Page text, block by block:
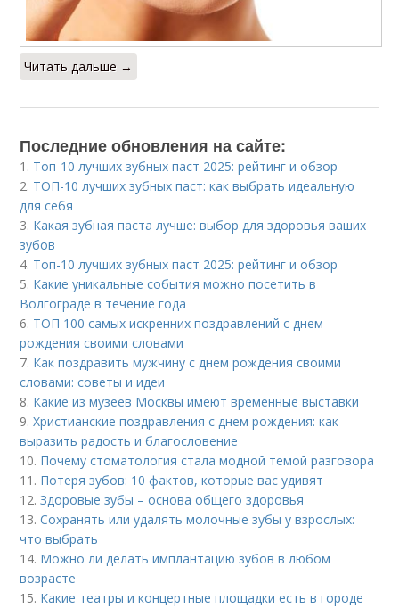
Читать дальше →
Последние обновления на сайте:
1. Топ-10 лучших зубных паст 2025: рейтинг и обзор
2. ТОП-10 лучших зубных паст: как выбрать идеальную
для себя
3. Какая зубная паста лучше: выбор для здоровья ваших
зубов
4. Топ-10 лучших зубных паст 2025: рейтинг и обзор
5. Какие уникальные события можно посетить в
Волгограде в течение года
6. ТОП 100 самых искренних поздравлений с днем
рождения своими словами
7. Как поздравить мужчину с днем рождения своими
словами: советы и идеи
8. Какие из музеев Москвы имеют временные выставки
9.Христианские поздравления с днем рождения: как
выразить радость и благословение
10. Почему стоматология стала модной темой разговора
11. Потеря зубов: 10 фактов, которые вас удивят
12.Здоровые зубы – основа общего здоровья
13.Сохранять или удалять молочные зубы у взрослых:
что выбрать
14. Можно ли делать имплантацию зубов в любом
возрасте
15. Какие театры и концертные площадки есть в городе